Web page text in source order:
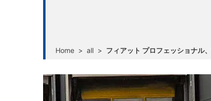
Home > all > フィアット プロフェッショナル